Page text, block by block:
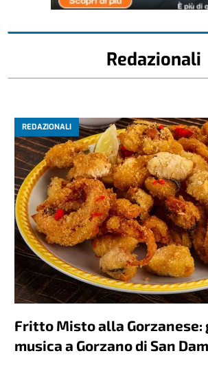
Redazionali
REDAZIONALI
Fritto Misto alla Gorzanese:
musica a Gorzano di San